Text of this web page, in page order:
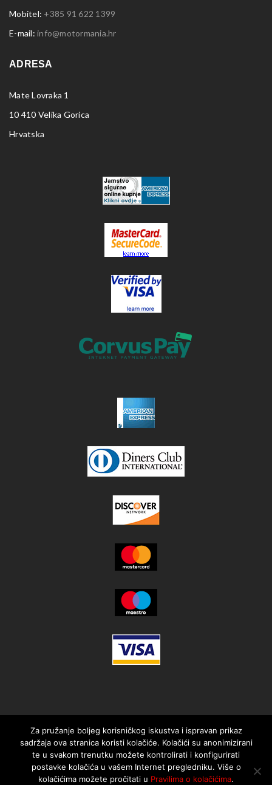
Mobitel: +385 91 622 1399
E-mail: info@motormania.hr
ADRESA
Mate Lovraka 1
10 410 Velika Gorica
Hrvatska
Za pružanje boljeg korisničkog iskustva i ispravan prikaz
sadržaja ova stranica koristi kolačiće. Kolačići su anonimizirani
te u svakom trenutku možete kontrolirati i konfigurirati
postavke kolačića u vašem Internet pregledniku. Više o
kolačićima možete pročitati u Pravilima o kolačićima.